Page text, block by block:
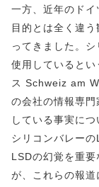
一方、近年のド
目的とは全く違
ってきました。
使用していると
ス Schweiz am
の会社の情報専
している事実に
シリコンバレー
LSDの幻覚を重
が、これらの報